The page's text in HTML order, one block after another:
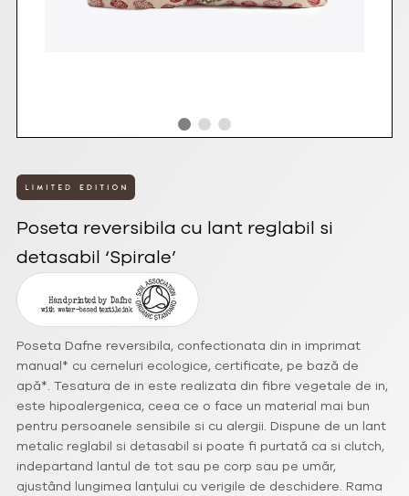
Poseta reversibila cu lant reglabil si
detasabil ‘Spirale’
Poseta Dafne reversibila, confectionata din in imprimat
manual* cu cerneluri ecologice, certificate, pe bază de
apă*. Tesatura de in este realizata din fibre vegetale de in,
este hipoalergenica, ceea ce o face un material mai bun
pentru persoanele sensibile si cu alergii. Dispune de un lant
metalic reglabil si detasabil si poate fi purtată ca si clutch,
indepartand lantul de tot sau pe corp sau pe umăr,
ajustând lungimea lanțului cu verigile de deschidere. Rama